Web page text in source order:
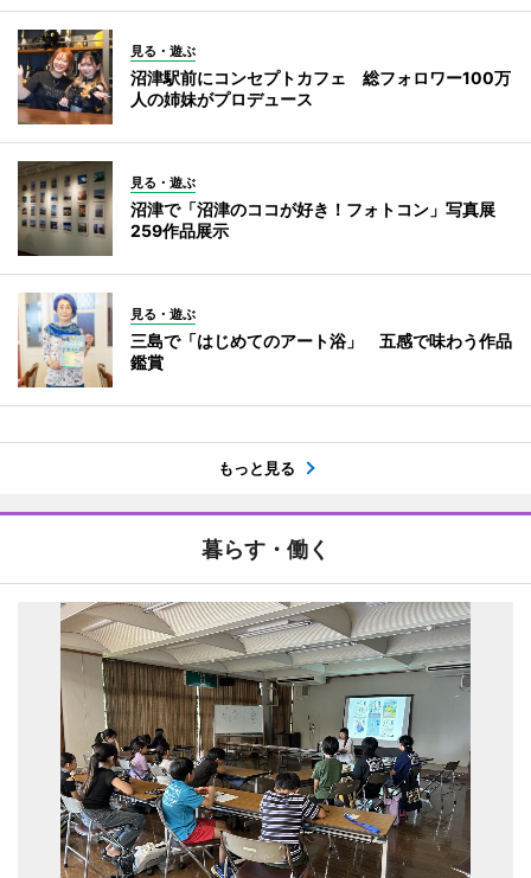
見る・遊ぶ
沼津駅前にコンセプトカフェ 総フォロワー100万
人の姉妹がプロデュース
見る・遊ぶ
沼津で「沼津のココが好き！フォトコン」写真展
259作品展示
見る・遊ぶ
三島で「はじめてのアート浴」 五感で味わう作品
鑑賞
もっと見る
暮らす・働く